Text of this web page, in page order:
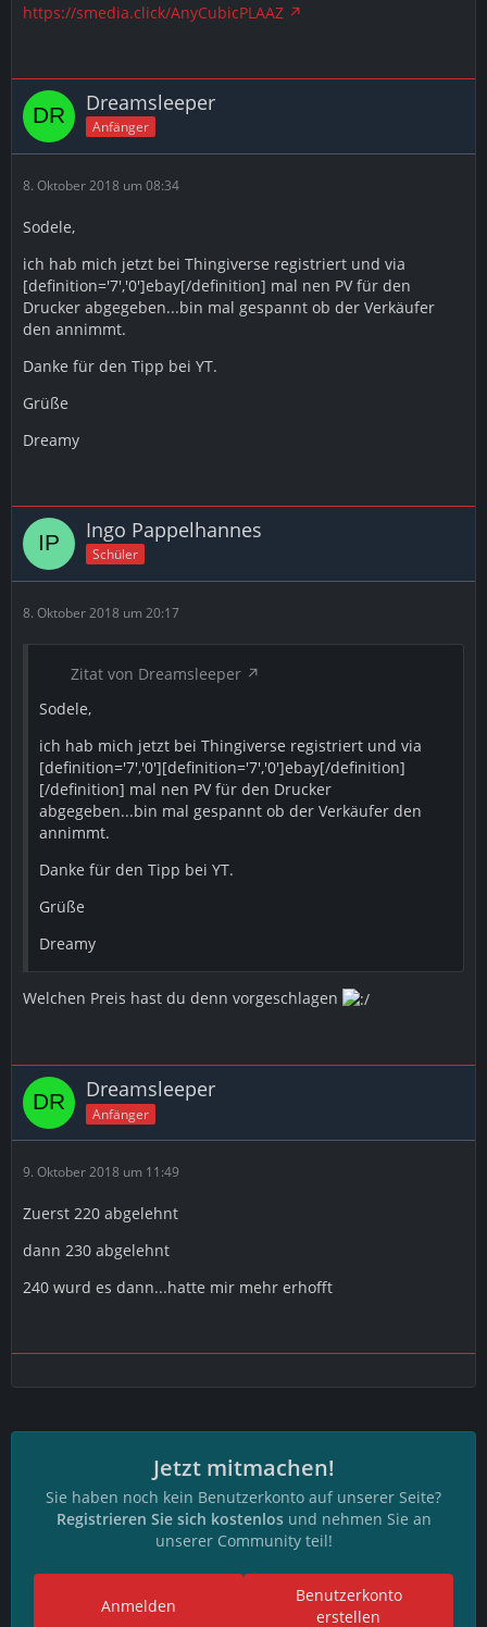
https://smedia.click/AnyCubicPLAAZ
Dreamsleeper
Anfänger
8. Oktober 2018 um 08:34
Sodele,
ich hab mich jetzt bei Thingiverse registriert und via
[definition='7','0']ebay[/definition] mal nen PV für den
Drucker abgegeben...bin mal gespannt ob der Verkäufer
den annimmt.
Danke für den Tipp bei YT.
Grüße
Dreamy
Ingo Pappelhannes
Schüler
8. Oktober 2018 um 20:17
Zitat von Dreamsleeper
Sodele,
ich hab mich jetzt bei Thingiverse registriert und via
[definition='7','0'][definition='7','0']ebay[/definition]
[/definition] mal nen PV für den Drucker
abgegeben...bin mal gespannt ob der Verkäufer den
annimmt.
Danke für den Tipp bei YT.
Grüße
Dreamy
Welchen Preis hast du denn vorgeschlagen
Dreamsleeper
Anfänger
9. Oktober 2018 um 11:49
Zuerst 220 abgelehnt
dann 230 abgelehnt
240 wurd es dann...hatte mir mehr erhofft
Jetzt mitmachen!
Sie haben noch kein Benutzerkonto auf unserer Seite?
Registrieren Sie sich kostenlosund nehmen Sie an
unserer Community teil!
Benutzerkonto
erstellen
Anmelden